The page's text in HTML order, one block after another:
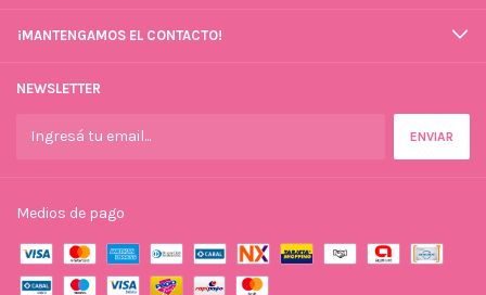
¡MANTENGAMOS EL CONTACTO!
NEWSLETTER
Medios de pago